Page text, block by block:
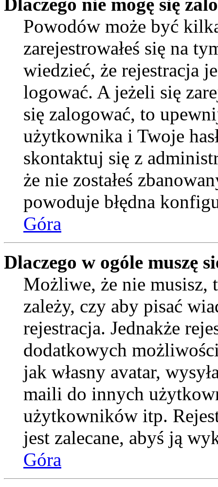
Dlaczego nie mogę się
Powodów może być
zarejestrowałeś się na
wiedzieć, że rejestracja
logować. A jeżeli się
się zalogować, to
użytkownika i Twoje
skontaktuj się z
że nie zostałeś
powoduje błędna
Góra
Dlaczego w ogóle muszę
Możliwe, że nie musisz,
zależy, czy aby pisać
rejestracja. Jednakże
dodatkowych
jak własny avatar,
maili do innych
użytkowników itp.
jest zalecane, abyś ją
Góra